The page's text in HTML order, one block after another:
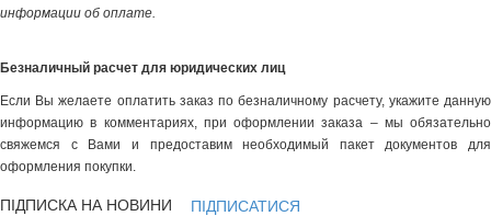
информации об оплате.
Безналичный расчет для юридических лиц
Если Вы желаете оплатить заказ по безналичному расчету, укажите данную
информацию в комментариях, при оформлении заказа – мы обязательно
свяжемся с Вами и предоставим необходимый пакет документов для
оформления покупки.
ПІДПИСКА НА НОВИНИ
ПІДПИСАТИСЯ